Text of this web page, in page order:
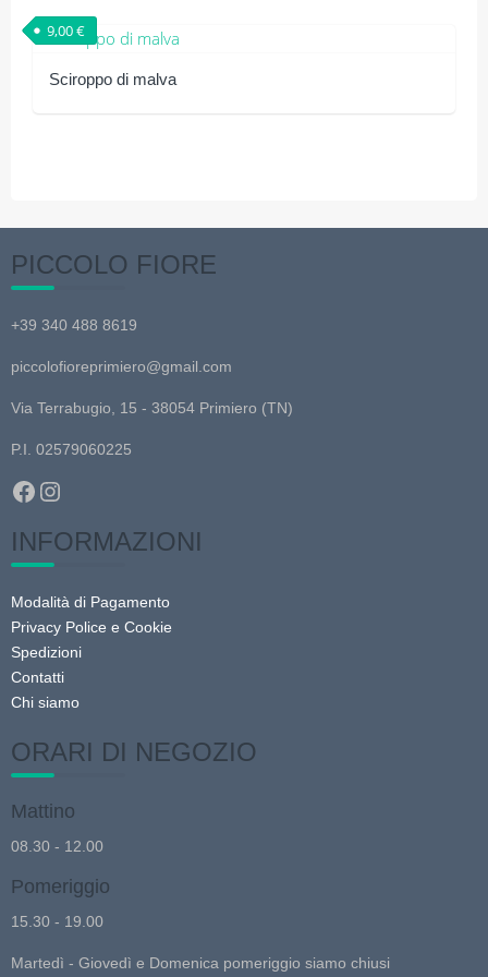
del
prodotto
ha
più
scelte
nella
pagina
del
Sciroppo di malva
9,00€
PICCOLO FIORE
+39 340 488 8619
piccolofioreprimiero@gmail.com
Via Terrabugio, 15 - 38054 Primiero (TN)
P.I. 02579060225
Facebook
Instagram
INFORMAZIONI
Modalità di Pagamento
Privacy Police e Cookie
Spedizioni
Contatti
Chi siamo
ORARI DI NEGOZIO
Mattino
08.30 - 12.00
Pomeriggio
15.30 - 19.00
Martedì - Giovedì e Domenica pomeriggio siamo chiusi